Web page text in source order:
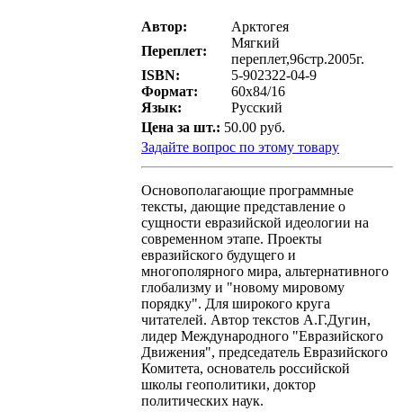
Автор:
Арктогея
Переплет:
Мягкий
переплет,96стр.2005г.
ISBN:
5-902322-04-9
Формат:
60х84/16
Язык:
Русский
Цена за шт.: 50.00 руб.
Задайте вопрос по этому товару
Основополагающие программные
тексты, дающие представление о
сущности евразийской идеологии на
современном этапе. Проекты
евразийского будущего и
многополярного мира, альтернативного
глобализму и "новому мировому
порядку". Для широкого круга
читателей. Автор текстов А.Г.Дугин,
лидер Международного "Евразийского
Движения", председатель Евразийского
Комитета, основатель российской
школы геополитики, доктор
политических наук.